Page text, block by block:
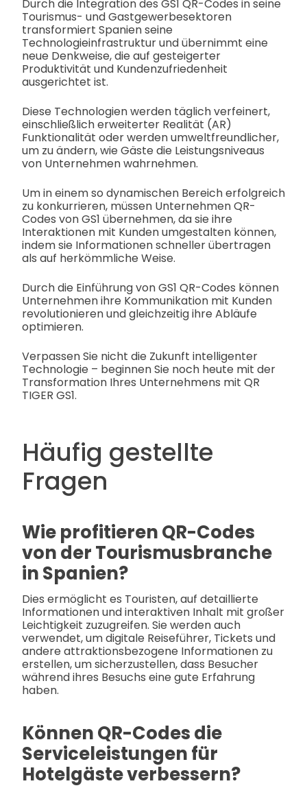
Durch die Integration des GS1 QR-Codes in seine
Tourismus- und Gastgewerbesektoren
transformiert Spanien seine
Technologieinfrastruktur und übernimmt eine
neue Denkweise, die auf gesteigerter
Produktivität und Kundenzufriedenheit
ausgerichtet ist.
Diese Technologien werden täglich verfeinert,
einschließlich erweiterter Realität (AR)
Funktionalität oder werden umweltfreundlicher,
um zu ändern, wie Gäste die Leistungsniveaus
von Unternehmen wahrnehmen.
Um in einem so dynamischen Bereich erfolgreich
zu konkurrieren, müssen Unternehmen QR-
Codes von GS1 übernehmen, da sie ihre
Interaktionen mit Kunden umgestalten können,
indem sie Informationen schneller übertragen
als auf herkömmliche Weise.
Durch die Einführung von GS1 QR-Codes können
Unternehmen ihre Kommunikation mit Kunden
revolutionieren und gleichzeitig ihre Abläufe
optimieren.
Verpassen Sie nicht die Zukunft intelligenter
Technologie – beginnen Sie noch heute mit der
Transformation Ihres Unternehmens mit QR
TIGER GS1.
Häufig gestellte
Fragen
Wie profitieren QR-Codes
von der Tourismusbranche
in Spanien?
Dies ermöglicht es Touristen, auf detaillierte
Informationen und interaktiven Inhalt mit großer
Leichtigkeit zuzugreifen. Sie werden auch
verwendet, um digitale Reiseführer, Tickets und
andere attraktionsbezogene Informationen zu
erstellen, um sicherzustellen, dass Besucher
während ihres Besuchs eine gute Erfahrung
haben.
Können QR-Codes die
Serviceleistungen für
Hotelgäste verbessern?